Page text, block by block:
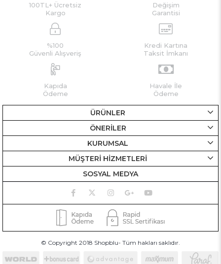
100TL+ Ücretsiz
Kargo
Değişim
Garantisi
%100
Güvenli Alışveriş
Kredi Kartına
Taksit İmkanı
Kapıda
Ödeme
Havale İle
Ödeme
ÜRÜNLER
ÖNERİLER
KURUMSAL
MÜŞTERİ HİZMETLERİ
SOSYAL MEDYA
© Copyright 2018 Shopblu- Tüm hakları saklıdır.